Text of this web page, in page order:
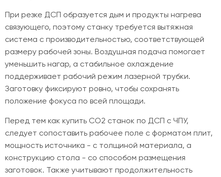
При резке ДСП образуется дым и продукты нагрева
связующего, поэтому станку требуется вытяжная
система с производительностью, соответствующей
размеру рабочей зоны. Воздушная подача помогает
уменьшить нагар, а стабильное охлаждение
поддерживает рабочий режим лазерной трубки.
Заготовку фиксируют ровно, чтобы сохранять
положение фокуса по всей площади.
Перед тем как купить CO2 станок по ДСП с ЧПУ,
следует сопоставить рабочее поле с форматом плит,
мощность источника - с толщиной материала, а
конструкцию стола - со способом размещения
заготовок. Также учитывают продолжительность